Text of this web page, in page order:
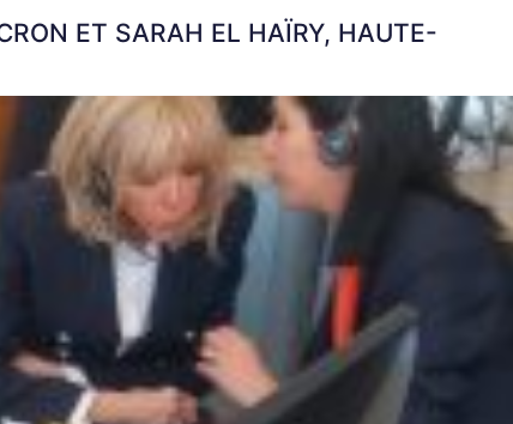
ET SARAH EL HAÏRY, HAUTE-